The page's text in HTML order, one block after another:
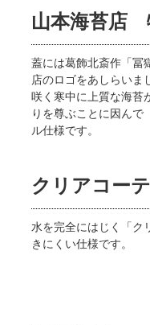
山本海苔店
蓋には葛飾北斎作「冨
店のロゴをあしらいま
咲く寒中に上質な海苔
りを尊ぶことに因んで
ル仕様です。
クリアコー
水を完全にはじく「ク
きにくい仕様です。